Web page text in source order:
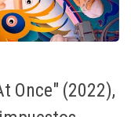
Once" (2022),